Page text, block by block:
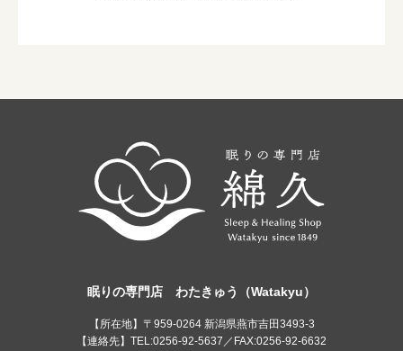
眠りの専門店 わたきゅう（Watakyu）
【所在地】〒959-0264 新潟県燕市吉田3493-3
【連絡先】TEL:0256-92-5637／FAX:0256-92-6632